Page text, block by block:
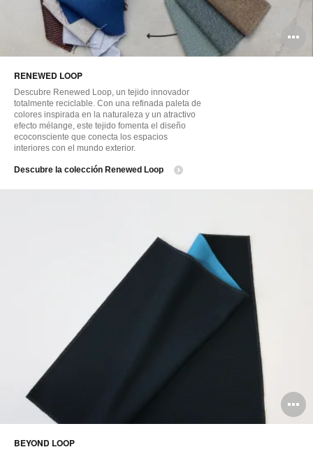
RENEWED LOOP
Descubre Renewed Loop, un tejido innovador
totalmente reciclable. Con una refinada paleta de
colores inspirada en la naturaleza y un atractivo
efecto mélange, este tejido fomenta el diseño
ecoconsciente que conecta los espacios
interiores con el mundo exterior.
Descubre la colección Renewed Loop
BEYOND LOOP